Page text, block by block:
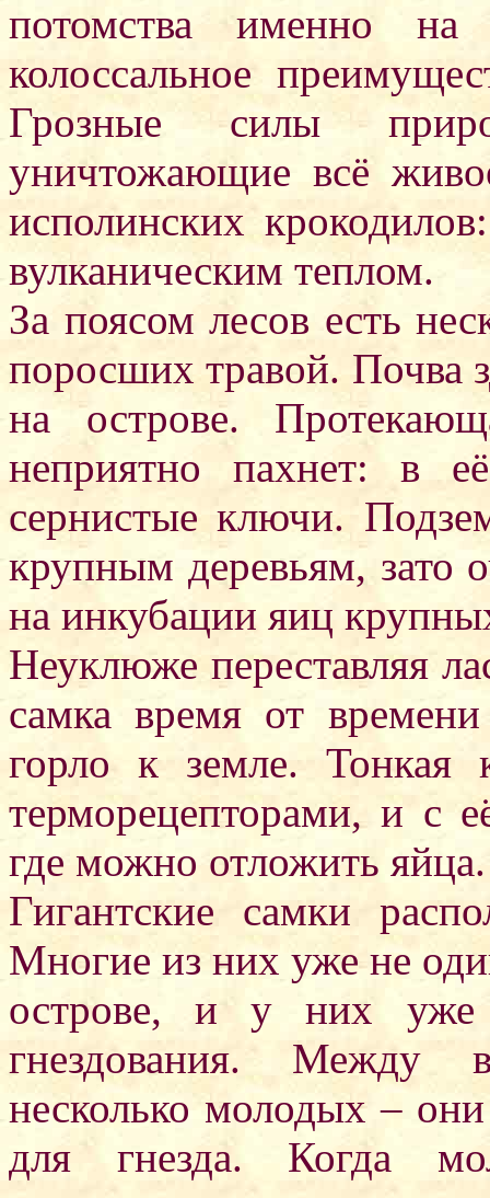
потомства именно
колоссальное
Грозные силы
уничтожающие всё
исполинских
вулканическим теплом.
За поясом лесов есть
поросших травой. Почва
на острове.
неприятно пахнет: в
сернистые ключи.
крупным деревьям, зато
на инкубации яиц
Неуклюже переставляя
самка время от времени
горло к земле. Тонкая
терморецепторами, и с
где можно отложить яйца.
Гигантские самки
Многие из них уже не
острове, и у них уже
гнездования. Между
несколько молодых –
для гнезда. Когда